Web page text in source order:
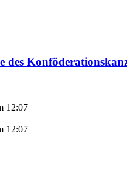
des
12:07
12:07